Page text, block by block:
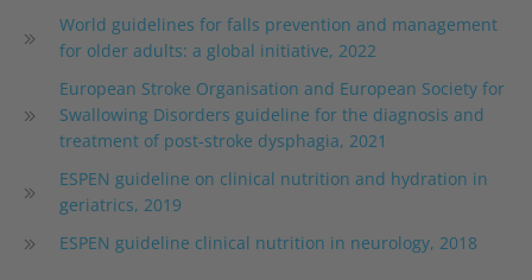
World guidelines for falls prevention and management
for older adults: a global initiative, 2022
European Stroke Organisation and European Society for
Swallowing Disorders guideline for the diagnosis and
treatment of post-stroke dysphagia, 2021
ESPEN guideline on clinical nutrition and hydration in
geriatrics, 2019
ESPEN guideline clinical nutrition in neurology, 2018